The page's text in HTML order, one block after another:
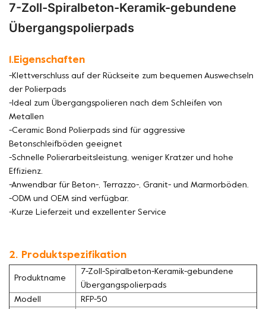
7-Zoll-Spiralbeton-Keramik-gebundene
Übergangspolierpads
1.Eigenschaften
-Klettverschluss auf der Rückseite zum bequemen Auswechseln
der Polierpads
-Ideal zum Übergangspolieren nach dem Schleifen von
Metallen
-Ceramic Bond Polierpads sind für aggressive
Betonschleifböden geeignet
-Schnelle Polierarbeitsleistung, weniger Kratzer und hohe
Effizienz.
-Anwendbar für Beton-, Terrazzo-, Granit- und Marmorböden.
-ODM und OEM sind verfügbar.
-Kurze Lieferzeit und exzellenter Service
2. Produktspezifikation
Produktname
7-Zoll-Spiralbeton-Keramik-gebundene
Übergangspolierpads
Modell
RFP-50